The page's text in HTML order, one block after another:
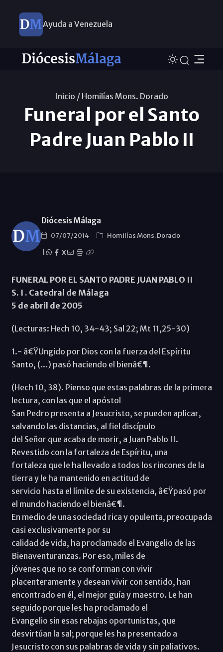
Ayuda a Venezuela
Inicio / Homilías Mons. Dorado
Funeral por el Santo
Padre Juan Pablo II
Diócesis Málaga
07/07/2014
Homilías Mons. Dorado
X
FUNERAL POR EL SANTO PADRE JUAN PABLO II
S. I . Catedral de Málaga
5 de abril de 2005
(Lecturas: Hech 10, 34-43; Sal 22; Mt 11,25-30)
1.- â€ŸUngido por Dios con la fuerza del Espíritu
Santo, (...) pasó haciendo el bienâ€¶.
(Hech 10, 38). Pienso que estas palabras de la primera
lectura, con las que el apóstol
San Pedro presenta a Jesucristo, se pueden aplicar,
salvando las distancias, al fiel discípulo
del Señor que acaba de morir, a Juan Pablo II.
Revestido con la fortaleza de Espíritu, una
fortaleza que le ha llevado a todos los rincones de la
tierra y le ha mantenido en actitud de
servicio hasta el límite de su existencia, â€Ÿpasó por
el mundo haciendo el bienâ€¶.
En medio de una sociedad rica y opulenta, preocupada
casi exclusivamente por su
calidad de vida, ha proclamado el Evangelio de las
Bienaventuranzas. Por eso, miles de
jóvenes que no se conforman con vivir
placenteramente y desean vivir con sentido, han
encontrado en él, el mejor guía y maestro. Le han
seguido porque les ha proclamado el
Evangelio sin esas rebajas oportunistas, que
desvirtúan la sal; porque les ha presentado a
Jesucristo con sus palabras de vida y sin paliativos.